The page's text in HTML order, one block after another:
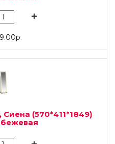
(570*411*1849)